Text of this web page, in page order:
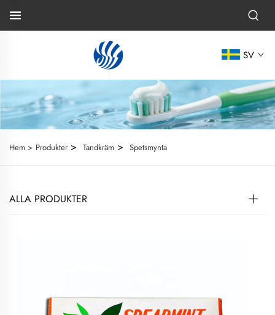
SV
Hem > Produkter> Tandkräm > Spetsmynta
ALLA PRODUKTER